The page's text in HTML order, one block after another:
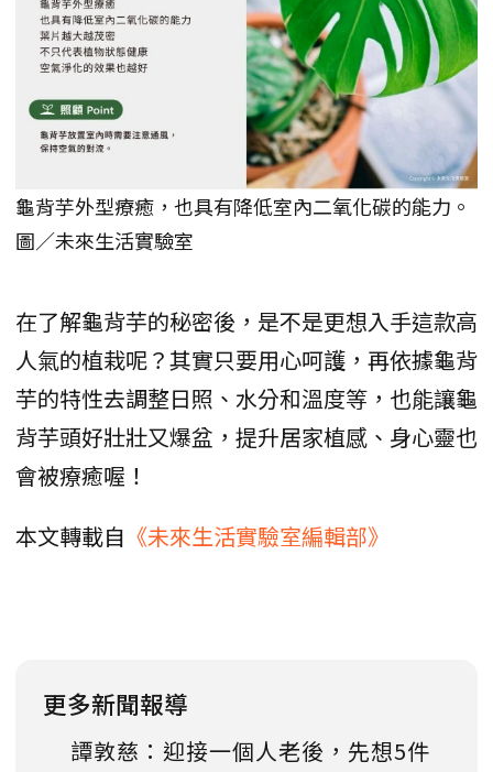
龜背芋外型療癒，也具有降低室內二氧化碳的能力。
圖／未來生活實驗室
在了解龜背芋的秘密後，是不是更想入手這款高
人氣的植栽呢？其實只要用心呵護，再依據龜背
芋的特性去調整日照、水分和溫度等，也能讓龜
背芋頭好壯壯又爆盆，提升居家植感、身心靈也
會被療癒喔！
本文轉載自 《未來生活實驗室編輯部》
更多新聞報導
譚敦慈：迎接一個人老後，先想5件